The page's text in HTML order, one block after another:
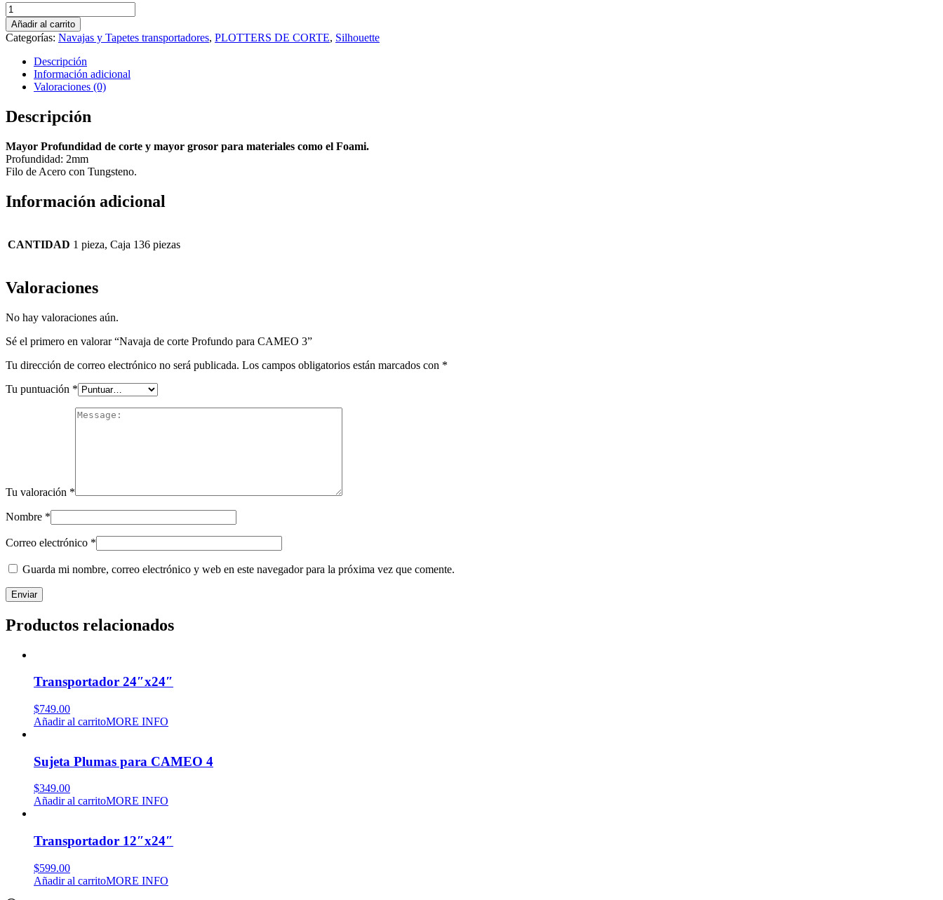
Navaja
de
corte
Profundo
para
CAMEO
cantidad
Añadir al carrito
Categorías: Navajas y Tapetes transportadores, PLOTTERS DE CORTE, Silhouette
Descripción
Información adicional
Valoraciones (0)
Descripción
Mayor Profundidad de corte y mayor grosor para materiales como el Foami.
Profundidad: 2mm
Filo de Acero con Tungsteno.
Información adicional
CANTIDAD 1 pieza, Caja 136 piezas
Valoraciones
No hay valoraciones aún.
Sé el primero en valorar “Navaja de corte Profundo para CAMEO 3”
Tu dirección de correo electrónico no será publicada. Los campos obligatorios están marcados con *
Tu puntuación *
Tu valoración *
Nombre *
Correo electrónico *
Guarda mi nombre, correo electrónico y web en este navegador para la próxima vez que comente.
Productos relacionados
Transportador 24″x24″
$749.00
Añadir al carritoMORE INFO
Sujeta Plumas para CAMEO 4
$349.00
Añadir al carritoMORE INFO
Transportador 12″x24″
$599.00
Añadir al carritoMORE INFO